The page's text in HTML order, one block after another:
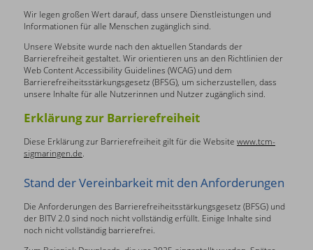
Wir legen großen Wert darauf, dass unsere Dienstleistungen und
Informationen für alle Menschen zugänglich sind.
Unsere Website wurde nach den aktuellen Standards der
Barrierefreiheit gestaltet. Wir orientieren uns an den Richtlinien der
Web Content Accessibility Guidelines (WCAG) und dem
Barrierefreiheitsstärkungsgesetz (BFSG), um sicherzustellen, dass
unsere Inhalte für alle Nutzerinnen und Nutzer zugänglich sind.
Erklärung zur Barrierefreiheit
Diese Erklärung zur Barrierefreiheit gilt für die Website www.tcm-
sigmaringen.de
Stand der Vereinbarkeit mit den Anforderungen
Die Anforderungen des Barrierefreiheitsstärkungsgesetz (BFSG) und
der BITV 2.0 sind noch nicht vollständig erfüllt. Einige Inhalte sind
noch nicht vollständig barrierefrei.